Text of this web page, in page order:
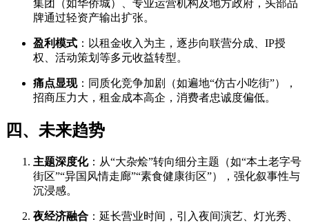
集团（如华侨城）、专业运营机构及地方政府，头部品
牌通过轻资产输出扩张。
盈利模式 ：以租金收入为主，逐步向联营分成、IP授
权、活动策划等多元收益转型。
痛点显现：同质化竞争加剧（如遍地“仿古小吃街”），
招商压力大，租金成本高企，消费者忠诚度偏低。
四、未来趋势
主题深度化：从“大杂烩”转向细分主题（如“本土老字号
街区”“异国风情走廊”“素食健康街区”），强化叙事性与
沉浸感。
夜经济融合 ：延长营业时间，引入夜间演艺、灯光秀、